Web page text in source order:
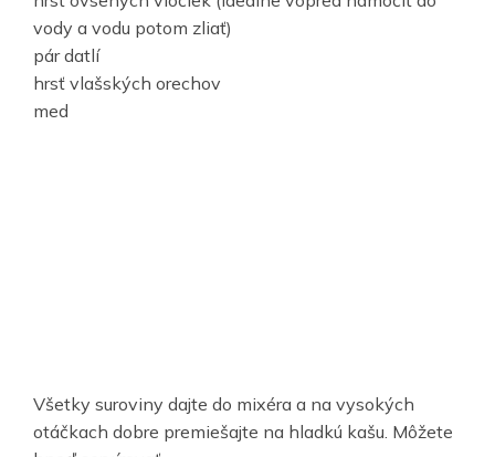
vody a vodu potom zliať)
pár datlí
hrsť vlašských orechov
med
Všetky suroviny dajte do mixéra a na vysokých
otáčkach dobre premiešajte na hladkú kašu. Môžete